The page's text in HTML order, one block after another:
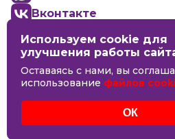
Вконтакте
8 (4942) 44-06-14
Кострома
Используем cookie для
улучшения работы
Оставаясь с нами, вы
использование файлов
ОК